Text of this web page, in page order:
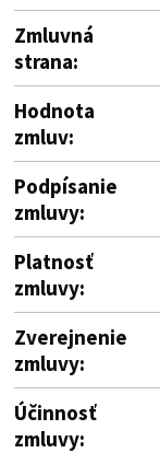
Zmluvná
strana:
Hodnota
zmluv:
Podpísanie
zmluvy:
Platnosť
zmluvy:
Zverejnenie
zmluvy:
Účinnosť
zmluvy: